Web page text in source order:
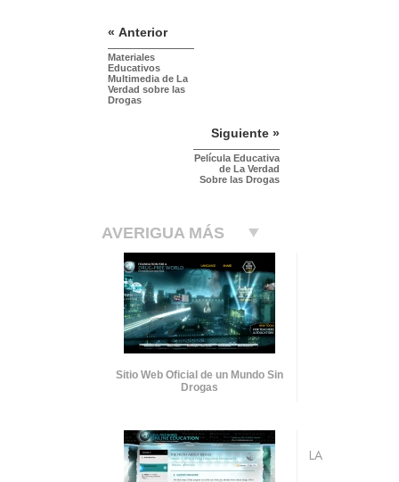
« Anterior
Materiales
Educativos
Multimedia de La
Verdad sobre las
Drogas
Siguiente »
Película Educativa
de La Verdad
Sobre las Drogas
AVERIGUA MÁS
Sitio Web Oficial de un Mundo Sin
Drogas
LA